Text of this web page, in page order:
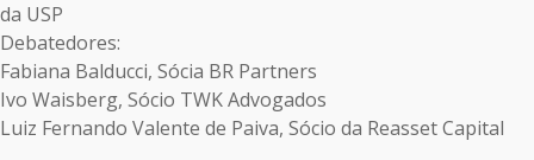
da USP
Debatedores:
Fabiana Balducci, Sócia BR Partners
Ivo Waisberg, Sócio TWK Advogados
Luiz Fernando Valente de Paiva, Sócio da Reasset Capital